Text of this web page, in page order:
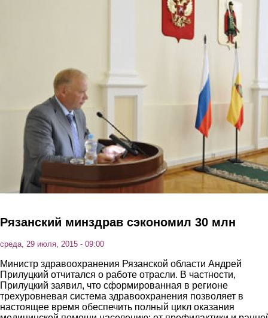
Рязанский минздрав сэкономил 30 млн
среда, 29 июля, 2015 - 09:00
Министр здравоохранения Рязанской области Андрей
Прилуцкий отчитался о работе отрасли. В частности,
Прилуцкий заявил, что сформированная в регионе
трехуровневая система здравоохранения позволяет в
настоящее время обеспечить полный цикл оказания